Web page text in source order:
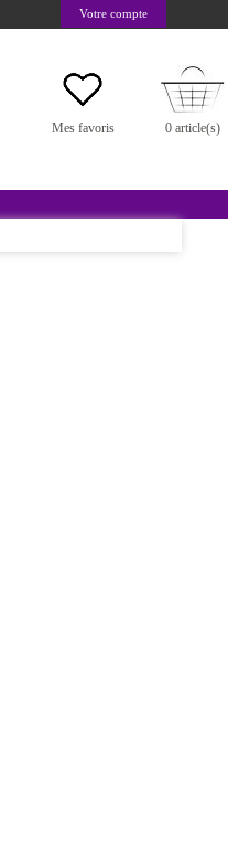
Votre compte
Mes favoris 0 article(s)